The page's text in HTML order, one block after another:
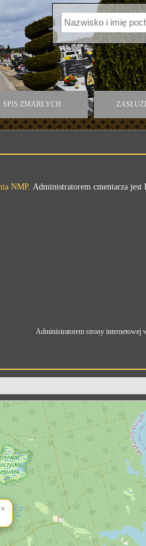
SPIS ZMARŁYCH
NMP.Administratorem cmentarza jest
Administratorem strony internetowej
×